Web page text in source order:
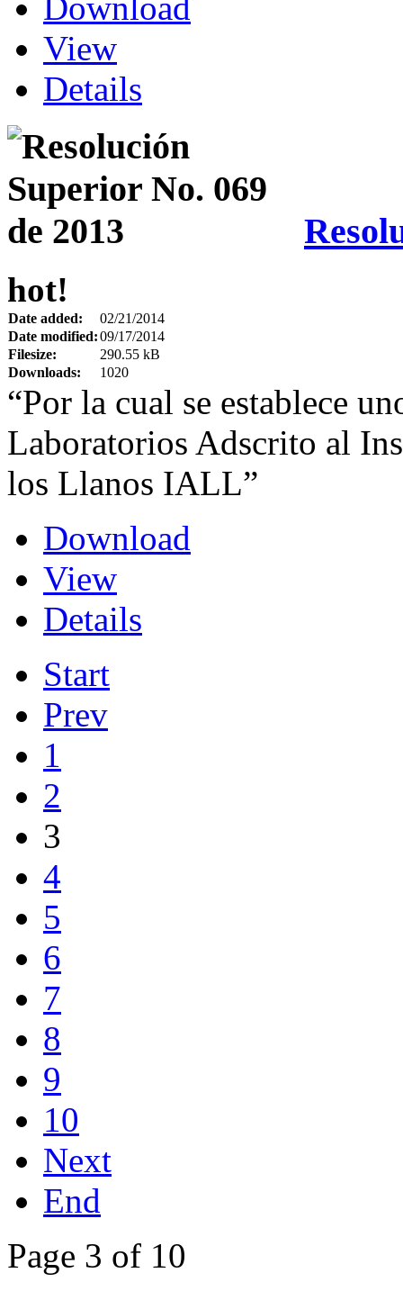
View
Details
hot!
Date added:
02/21/2014
Date modified:09/17/2014
Filesize:
290.55 kB
Downloads:
1020
“Por la cual se establece
Laboratorios Adscrito al
los Llanos IALL”
Download
View
Details
Start
Prev
1
2
3
4
5
6
7
8
9
10
Next
End
Page 3 of 10